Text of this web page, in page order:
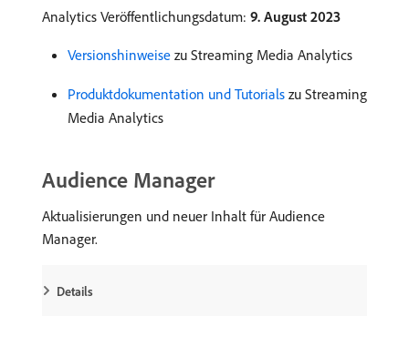
Analytics Veröffentlichungsdatum: 9. August 2023
Versionshinweise zu Streaming Media Analytics
Produktdokumentation und Tutorials zu Streaming
Media Analytics
Audience Manager
Aktualisierungen und neuer Inhalt für Audience
Manager.
Details